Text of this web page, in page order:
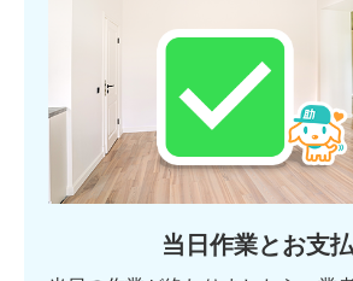
当日作業とお支